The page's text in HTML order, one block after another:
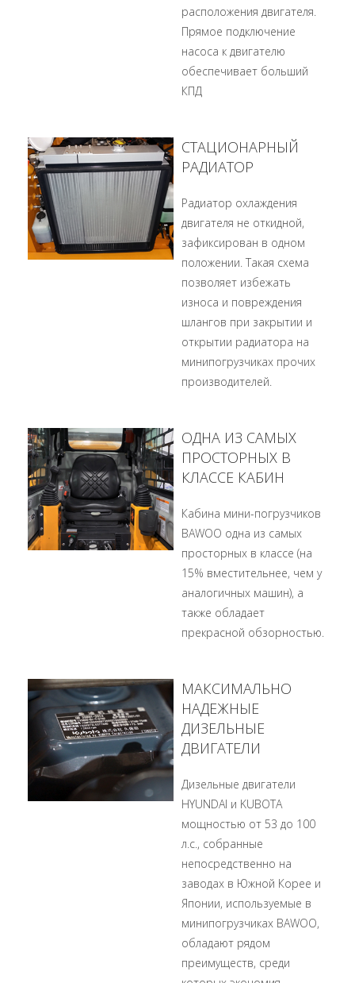
расположения двигателя.
Прямое подключение
насоса к двигателю
обеспечивает больший
КПД
СТАЦИОНАРНЫЙ
РАДИАТОР
Радиатор охлаждения
двигателя не откидной,
зафиксирован в одном
положении. Такая схема
позволяет избежать
износа и повреждения
шлангов при закрытии и
открытии радиатора на
минипогрузчиках прочих
производителей.
ОДНА ИЗ САМЫХ
ПРОСТОРНЫХ В
КЛАССЕ КАБИН
Кабина мини-погрузчиков
BAWOO одна из самых
просторных в классе (на
15% вместительнее, чем у
аналогичных машин), а
также обладает
прекрасной обзорностью.
МАКСИМАЛЬНО
НАДЕЖНЫЕ
ДИЗЕЛЬНЫЕ
ДВИГАТЕЛИ
Дизельные двигатели
HYUNDAI и KUBOTA
мощностью от 53 до 100
л.с., собранные
непосредственно на
заводах в Южной Корее и
Японии, используемые в
минипогрузчиках BAWOO,
обладают рядом
преимуществ, среди